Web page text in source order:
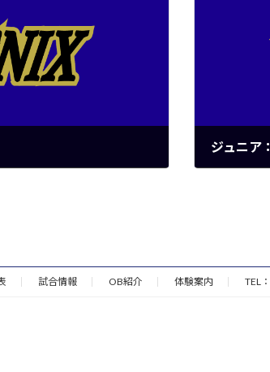
ジュニア
試合情報 OB紹介 体験案内 TEL